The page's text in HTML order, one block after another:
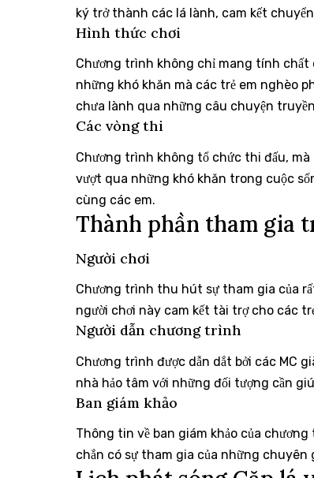
ký trở thành các lá lành, cam kết
Hình thức chơi
Chương trình không chỉ mang tính chất
những khó khăn mà các trẻ em nghèo
chưa lành qua những câu chuyện
Các vòng thi
Chương trình không tổ chức thi đấu,
vượt qua những khó khăn trong cuộc
cùng các em.
Thành phần tham gia
Người chơi
Chương trình thu hút sự tham gia của
người chơi này cam kết tài trợ cho các
Người dẫn chương trình
Chương trình được dẫn dắt bởi các MC
nhà hảo tâm với những đối tượng cần
Ban giám khảo
Thông tin về ban giám khảo của
chắn có sự tham gia của những chuyên